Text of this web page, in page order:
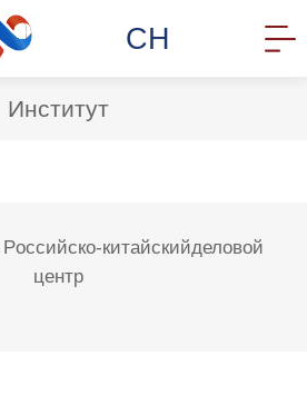
CH
Институт
китайскийделовой
центр